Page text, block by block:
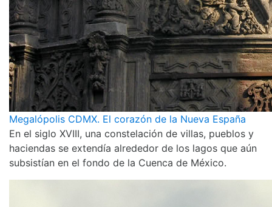
Megalópolis CDMX. El corazón de la Nueva España
En el siglo XVIII, una constelación de villas, pueblos y
haciendas se extendía alrededor de los lagos que aún
subsistían en el fondo de la Cuenca de México.